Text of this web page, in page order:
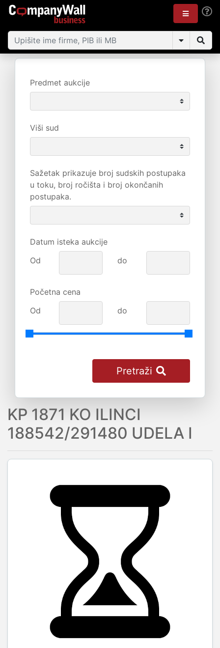
Predmet aukcije
Viši sud
Sažetak prikazuje broj sudskih postupaka
u toku, broj ročišta i broj okončanih
postupaka.
Datum isteka aukcije
Od
do
Početna cena
Od
do
Pretraži
KP 1871 KO ILINCI
188542/291480 UDELA I